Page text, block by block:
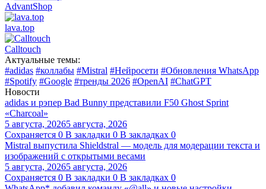
AdvantShop
lava.top
Calltouch
Актуальные темы:
#adidas #коллабы #Mistral #Нейросети #Обновления WhatsApp
#Spotify #Google #тренды 2026 #OpenAI #ChatGPT
Новости
adidas и рэпер Bad Bunny представили F50 Ghost Sprint
«Charcoal»
5 августа, 20265 августа, 2026
Сохраняется 0 В закладки 0 В закладках 0
Mistral выпустила Shieldstral — модель для модерации текста и
изображений с открытыми весами
5 августа, 20265 августа, 2026
Сохраняется 0 В закладки 0 В закладках 0